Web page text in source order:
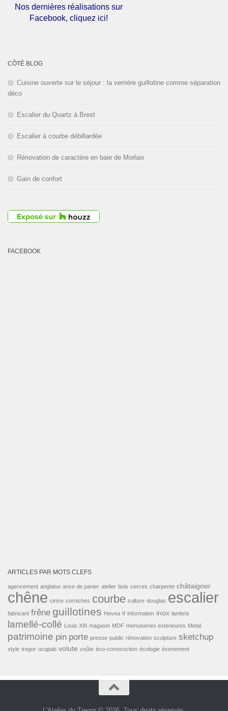
Nos dernières réalisations sur
Facebook, cliquez ici!
congés d'été du
CÔTÉ BLOG
Cuisine ouverte sur le séjour : la verrière guillotine comme séparation
déco
Escalier du Quartz à Brest
Escalier à courbe débillardée
Rénovation de caractère en baie de Morlaix
Gain de confort
FACEBOOK
ARTICLES PAR MOTS CLEFS
agencement anglaise anse de panier atelier bois cerces charpente châtaigner
chêne cintre corniches courbe culture douglas escalier
fabricant frêne guillotines Hevea If information inox lambris
lamellé-collé Louis XIII magasin MDF menuiseries exterieures Metal
patrimoine pin porte presse public rénovation sculpture sketchup
style tregor ucqpab volute voûte éco-construction écologie évenement